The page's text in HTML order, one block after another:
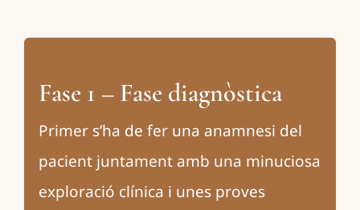
Fase 1 – Fase diagnòstica
Primer s’ha de fer una anamnesi del
pacient juntament amb una minuciosa
exploració clínica i unes proves